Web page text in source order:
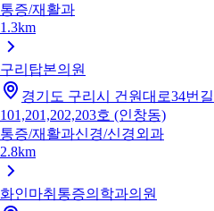
통증/재활과
1.3km
구리탑본의원
경기도 구리시 건원대로34번
101,201,202,203호 (인창동)
통증/재활과신경/신경외과
2.8km
화인마취통증의학과의원